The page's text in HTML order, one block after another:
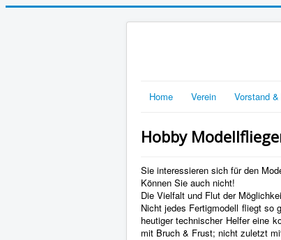
Home Verein Vorstand
Hobby
Sie interessieren sich für den
Können Sie auch nicht!
Die Vielfalt und Flut der
Nicht jedes Fertigmodell fliegt so
heutiger technischer Helfer eine
mit Bruch & Frust; nicht zuletzt